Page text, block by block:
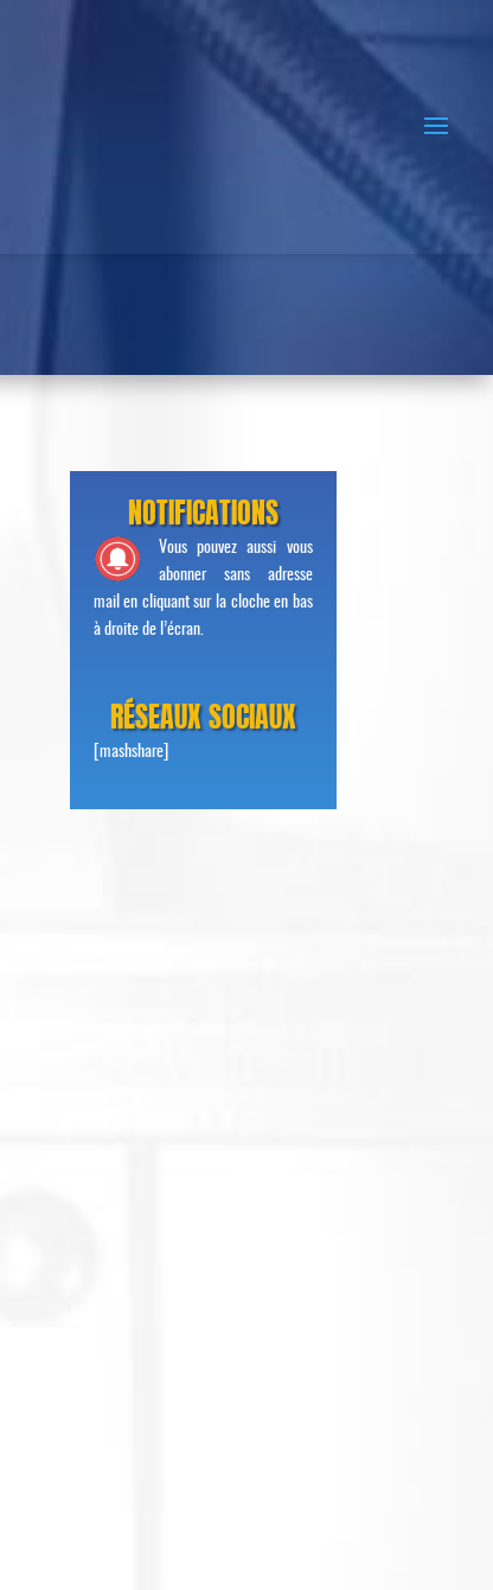
NOTIFICATIONS
Vous pouvez aussi vous
abonner sans adresse
mail en cliquant sur la cloche en bas
à droite de l’écran.
RÉSEAUX SOCIAUX
[mashshare]